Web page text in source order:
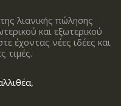
λιανικής πώλησης
και εξωτερικού
έχοντας νέες ιδέες και
τιμές.